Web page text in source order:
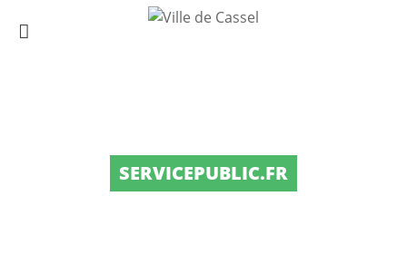
SERVICEPUBLIC.FR